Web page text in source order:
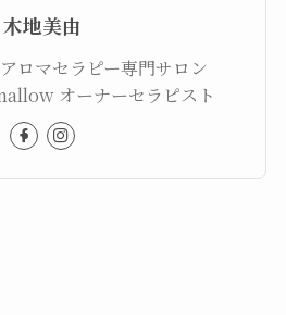
木地美由
ロマセラピー専門サロン
オーナーセラピスト